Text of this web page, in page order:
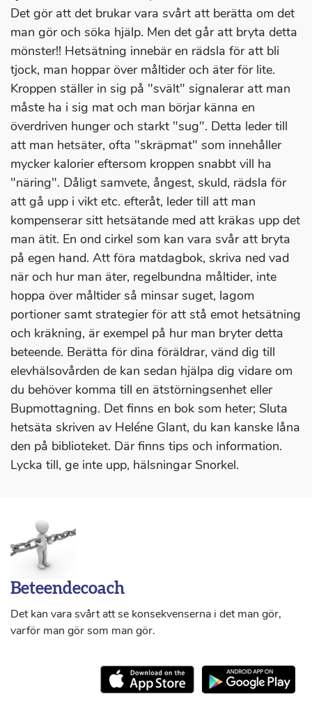
Det gör att det brukar vara svårt att berätta om det
man gör och söka hjälp. Men det går att bryta detta
mönster!! Hetsätning innebär en rädsla för att bli
tjock, man hoppar över måltider och äter för lite.
Kroppen ställer in sig på "svält" signalerar att man
måste ha i sig mat och man börjar känna en
överdriven hunger och starkt "sug". Detta leder till
att man hetsäter, ofta "skräpmat" som innehåller
mycker kalorier eftersom kroppen snabbt vill ha
"näring". Dåligt samvete, ångest, skuld, rädsla för
att gå upp i vikt etc. efteråt, leder till att man
kompenserar sitt hetsätande med att kräkas upp det
man ätit. En ond cirkel som kan vara svår att bryta
på egen hand. Att föra matdagbok, skriva ned vad
när och hur man äter, regelbundna måltider, inte
hoppa över måltider så minsar suget, lagom
portioner samt strategier för att stå emot hetsätning
och kräkning, är exempel på hur man bryter detta
beteende. Berätta för dina föräldrar, vänd dig till
elevhälsovården de kan sedan hjälpa dig vidare om
du behöver komma till en ätstörningsenhet eller
Bupmottagning. Det finns en bok som heter; Sluta
hetsäta skriven av Heléne Glant, du kan kanske låna
den på biblioteket. Där finns tips och information.
Lycka till, ge inte upp, hälsningar Snorkel.
Beteendecoach
Det kan vara svårt att se konsekvenserna i det man gör,
varför man gör som man gör.